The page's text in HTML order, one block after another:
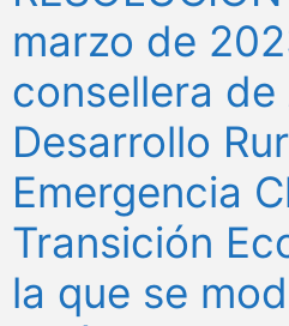
marzo de
consellera
Desarrollo
Emergencia
Transición
la que se